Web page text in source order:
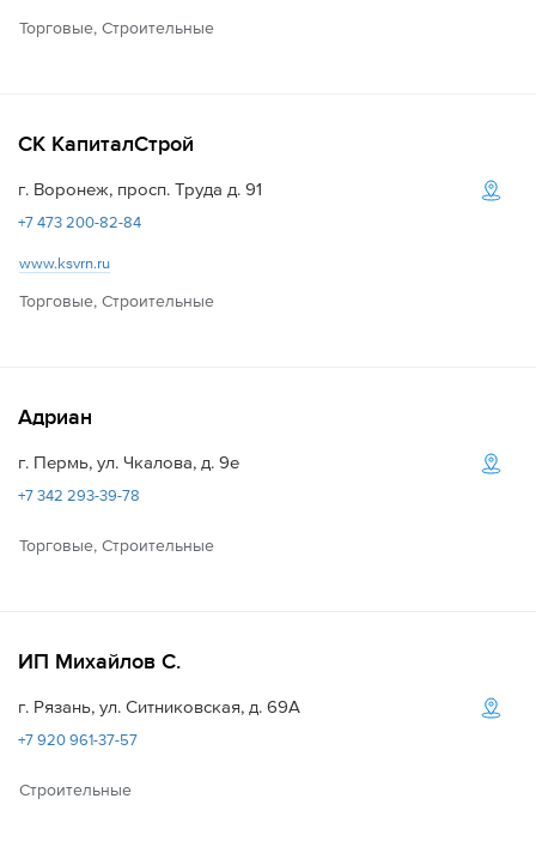
Торговые, Строительные
СК КапиталСтрой
г. Воронеж, просп. Труда д. 91
+7 473 200-82-84
www.ksvrn.ru
Торговые, Строительные
Адриан
г. Пермь, ул. Чкалова, д. 9е
+7 342 293-39-78
Торговые, Строительные
ИП Михайлов С.
г. Рязань, ул. Ситниковская, д. 69А
+7 920 961-37-57
Строительные